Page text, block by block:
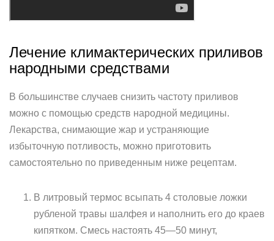
Лечение климактерических приливов
народными средствами
В большинстве случаев снизить частоту приливов
можно с помощью средств народной медицины.
Лекарства, снимающие жар и устраняющие
избыточную потливость, можно приготовить
самостоятельно по приведенным ниже рецептам.
В литровый термос всыпать 4 столовые ложки
рубленой травы шалфея и наполнить его до краев
кипятком. Смесь настоять 45—50 минут,